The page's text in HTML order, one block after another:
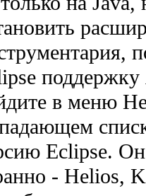
поддержку
в меню
Eclipse.
- Helios,